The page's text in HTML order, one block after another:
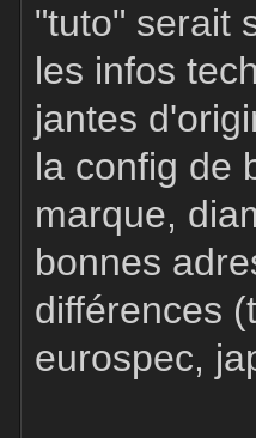
"tuto" serait
les infos
jantes
la config de
marque,
bonnes
différences
eurospec,